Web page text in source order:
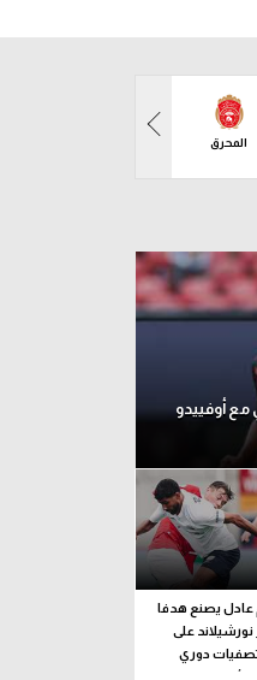
المحرق
مع أوفييدو
عادل يصنع هدفا
على
دوري
الأوروبي